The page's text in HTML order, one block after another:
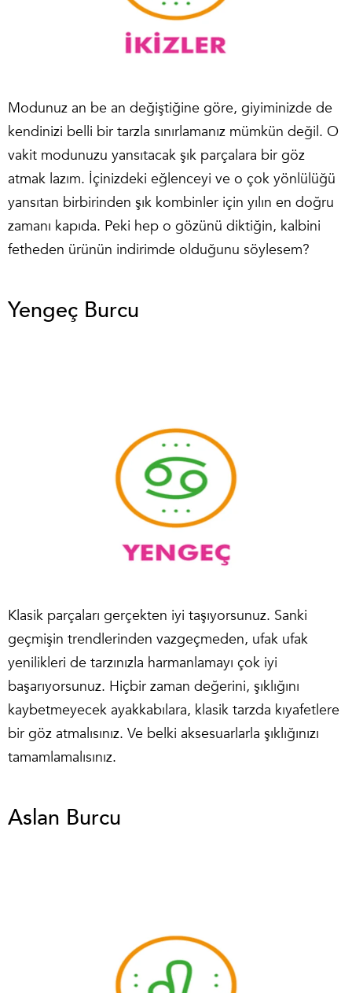
Modunuz an be an değiştiğine göre, giyiminizde de
kendinizi belli bir tarzla sınırlamanız mümkün değil. O
vakit modunuzu yansıtacak şık parçalara bir göz
atmak lazım. İçinizdeki eğlenceyi ve o çok yönlülüğü
yansıtan birbirinden şık kombinler için yılın en doğru
zamanı kapıda. Peki hep o gözünü diktiğin, kalbini
fetheden ürünün indirimde olduğunu söylesem?
Yengeç Burcu
Klasik parçaları gerçekten iyi taşıyorsunuz. Sanki
geçmişin trendlerinden vazgeçmeden, ufak ufak
yenilikleri de tarzınızla harmanlamayı çok iyi
başarıyorsunuz. Hiçbir zaman değerini, şıklığını
kaybetmeyecek ayakkabılara, klasik tarzda kıyafetlere
bir göz atmalısınız. Ve belki aksesuarlarla şıklığınızı
tamamlamalısınız.
Aslan Burcu